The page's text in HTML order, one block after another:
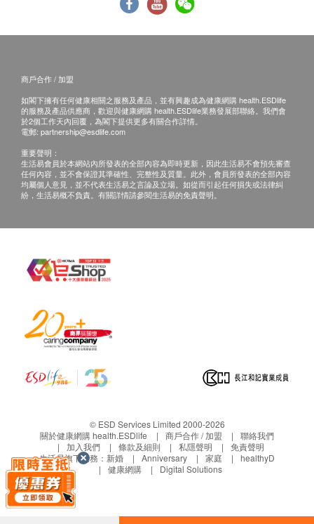
鹼性磷酸酶
丙種谷氨基轉移酵素
蛋白質
白蛋白/球蛋白比值
白蛋白
腎功能
肌酸酐
甲狀腺
游離甲狀腺素
血液檢查
嗜鹼性白血球
嗜中性白血球
紅血球分佈寬度
淋巴白血球
單核白血球
紅血球平均體積
服務地點: 香港黃竹坑香葉道8號 (Marina 8) 10樓
等。
計劃不可兌換現金或其他產品，亦不能轉讓及退
款。
所有健康檢查並非作醫療診斷或治療用途。
如個別人士有特別醫療需求，港怡醫療會保留按情
況徵收額外費用的權利。
港怡醫療保留更改以上所有條款及細則的權利而毋
定權。
商戶合作 / 加盟
如閣下擁有任何健康相關之服務及產品，並有興趣成為健康網購 health.ESDlife
的服務及產品供應商，歡迎與健康網購 health.ESDlife業務發展部聯絡。我們會
於2個工作天內回覆，為閣下提供更多有關合作詳情。
電郵: partnership@esdlife.com
重要聲明：
生活易會員於本網站內所發表的全部內容為即時更新，因此生活易不會預先審查
任何內容，並不會保證其準確性、完整性及質量。此外，會員所發表的全部內容
均屬個人意見，並不代表生活易之言論及立場。如從而引起任何損失或法律糾
紛，生活易概不負責。有關詳情請參閱生活易的免責聲明。
© ESD Services Limited 2000-2026
關於健康網購 health.ESDlife
商戶合作 / 加盟
聯絡我們
加入我們
條款及細則 私隱聲明
免責聲明
生活易旗下業務： 新婚 Anniversary 家庭
healthyD
健康網購
Digital Solutions